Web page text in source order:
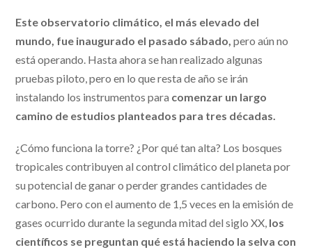
Este observatorio climático, el más elevado del
mundo, fue inaugurado el pasado sábado, pero aún no
está operando. Hasta ahora se han realizado algunas
pruebas piloto, pero en lo que resta de año se irán
instalando los instrumentos para comenzar un largo
camino de estudios planteados para tres décadas.
¿Cómo funciona la torre? ¿Por qué tan alta? Los bosques
tropicales contribuyen al control climático del planeta por
su potencial de ganar o perder grandes cantidades de
carbono. Pero con el aumento de 1,5 veces en la emisión de
gases ocurrido durante la segunda mitad del siglo XX, los
científicos se preguntan qué está haciendo la selva con